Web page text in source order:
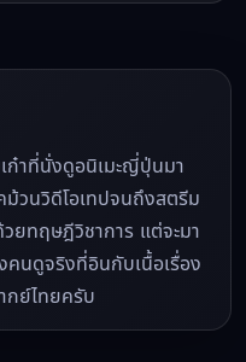
ก๋าที่นั่งดูอนิเมะญี่ปุ่นมา
วนวิดีโอเทปจนถึงสตรีม
ยทฤษฎีวิชาการ แต่จะมา
คนดูจริงที่อินกับเนื้อเรื่อง
กย์ไทยครับ